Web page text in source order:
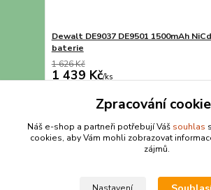
Dewalt DE9037 DE9501 1500mAh
baterie
1 626 Kč
1 439 Kč/ks
Přidat do košíku
strana z 1
Zpracování
Náš e-shop a partneři potřebují Váš souhlas
cookies, aby Vám mohli zobrazovat
zájmů.